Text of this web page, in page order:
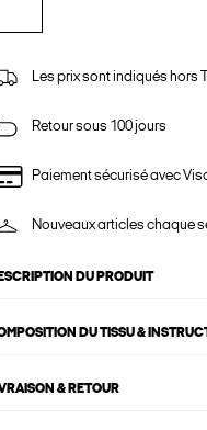
Les prix sont indiqués hors
Retour sous 100 jours
Paiement sécurisé avec
Nouveaux articles chaque
DU PRODUIT
DU TISSU &
& RETOUR